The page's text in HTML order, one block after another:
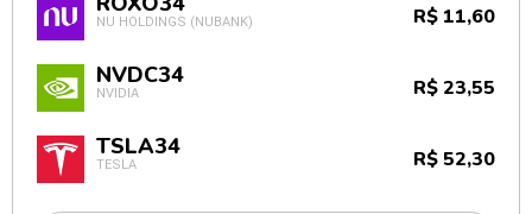
NU HOLDINGS (NUBANK) R$ 11,60
NVDC34
NVIDIA R$ 23,55
TSLA34
TESLA R$ 52,30